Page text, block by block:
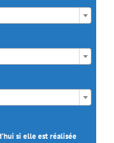
si elle est réalisée